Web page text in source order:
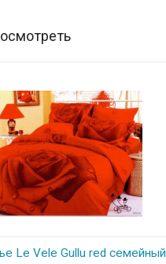
Le Vele Gullu red семейный